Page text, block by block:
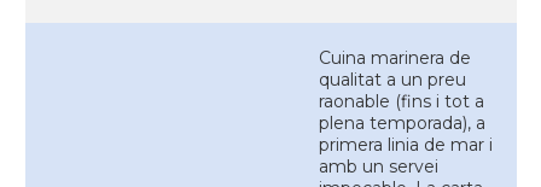
Cuina marinera de
qualitat a un preu
raonable (fins i tot a
plena temporada), a
primera linia de mar i
amb un servei